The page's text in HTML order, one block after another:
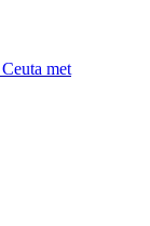
met